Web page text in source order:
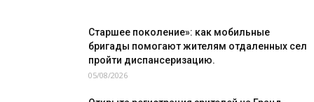
Старшее поколение»: как мобильные
бригады помогают жителям отдаленных сел
пройти диспансеризацию.
05/08/2026